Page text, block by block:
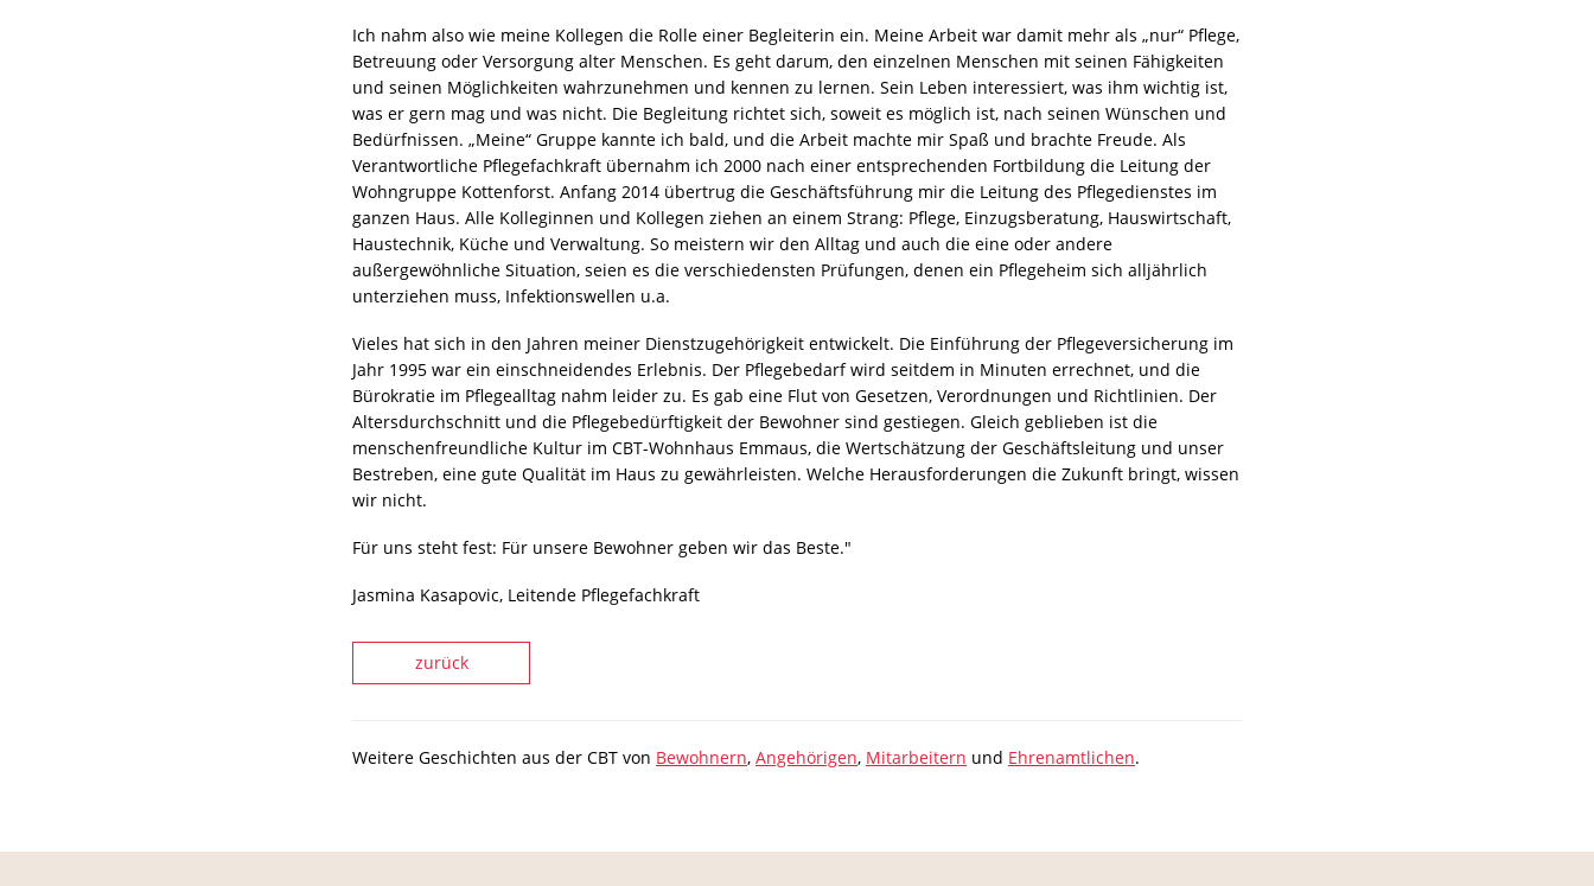
Ich nahm also wie meine Kollegen die Rolle einer Begleiterin ein. Meine Arbeit war damit mehr als „nur“ Pflege,
Betreuung oder Versorgung alter Menschen. Es geht darum, den einzelnen Menschen mit seinen Fähigkeiten
und seinen Möglichkeiten wahrzunehmen und kennen zu lernen. Sein Leben interessiert, was ihm wichtig ist,
was er gern mag und was nicht. Die Begleitung richtet sich, soweit es möglich ist, nach seinen Wünschen und
Bedürfnissen. „Meine“ Gruppe kannte ich bald, und die Arbeit machte mir Spaß und brachte Freude. Als
Verantwortliche Pflegefachkraft übernahm ich 2000 nach einer entsprechenden Fortbildung die Leitung der
Wohngruppe Kottenforst. Anfang 2014 übertrug die Geschäftsführung mir die Leitung des Pflegedienstes im
ganzen Haus. Alle Kolleginnen und Kollegen ziehen an einem Strang: Pflege, Einzugsberatung, Hauswirtschaft,
Haustechnik, Küche und Verwaltung. So meistern wir den Alltag und auch die eine oder andere
außergewöhnliche Situation, seien es die verschiedensten Prüfungen, denen ein Pflegeheim sich alljährlich
unterziehen muss, Infektionswellen u.a.
Vieles hat sich in den Jahren meiner Dienstzugehörigkeit entwickelt. Die Einführung der Pflegeversicherung im
Jahr 1995 war ein einschneidendes Erlebnis. Der Pflegebedarf wird seitdem in Minuten errechnet, und die
Bürokratie im Pflegealltag nahm leider zu. Es gab eine Flut von Gesetzen, Verordnungen und Richtlinien. Der
Altersdurchschnitt und die Pflegebedürftigkeit der Bewohner sind gestiegen. Gleich geblieben ist die
menschenfreundliche Kultur im CBT-Wohnhaus Emmaus, die Wertschätzung der Geschäftsleitung und unser
Bestreben, eine gute Qualität im Haus zu gewährleisten. Welche Herausforderungen die Zukunft bringt, wissen
wir nicht.
Für uns steht fest: Für unsere Bewohner geben wir das Beste."
Jasmina Kasapovic, Leitende Pflegefachkraft
zurück
Weitere Geschichten aus der CBT von Bewohnern, Angehörigen, Mitarbeitern und Ehrenamtlichen.